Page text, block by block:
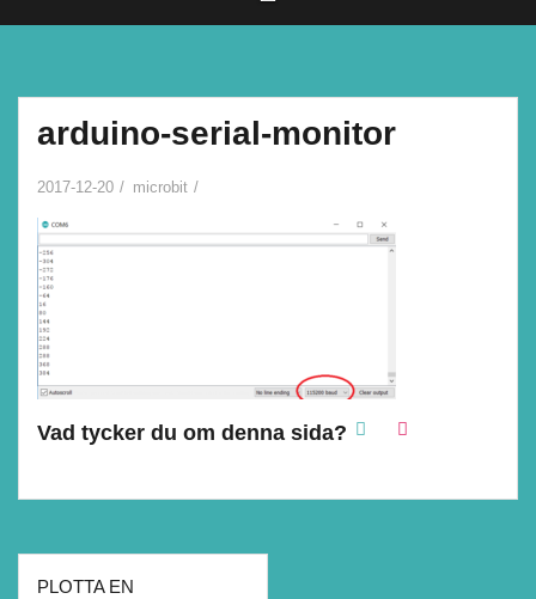
arduino-serial-monitor
2017-12-20 microbit
Vad tycker du om denna sida?
Inläggsnavigering
PLOTTA EN